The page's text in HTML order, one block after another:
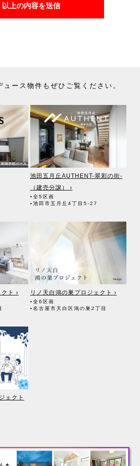
す。指定流通機構は、物件情報及び成約情報
となどの宅地建物取引業法に規定された指定
49条に基づく帳簿及びその資料として保管
物取引業法第34条の2第2項に規定する「意
依頼者に提供することがあります。
供
報の利用目的」（1）～（9）の業務におい
必要な場合にのみ、個人情報を第三者に提
話番号・生年月日・不動産物件情報・成約
者又は提供を受ける者の組織の種類、及び
賃貸借契約等を通じて、契約の相手方とな
での過程においてその見込者。
者。（成約に至るまでの過程において広く
、その他広告の掲載事業者及び団体。（成
て広く契約の見込客を募るため）
属専任媒介契約、専任媒介契約が提携され
業法に基づき、指定流通機構への登録及び
物取引業者に義務付けられます）
等を利用する場合、融資等に関する金融機
管理の必要がある場合、管理業者。
生じる場合は、管理委託契約の重要事項説
及び管理費引き落としの際の振込先金融機
用照会のために必要な場合は、信用情報機
納した場合、滞納取立者。
て個人情報保護のための教育を定期的に行
厳重に管理いたします。
等に対する必要な安全管理措置を実施いた
以上の内容を送信
ース物件もぜひご覧ください。
池田五月丘AUTHENT-翠彩の街-
（建売分譲） ›
▪全5区画
▪池田市五月丘4丁目5-27
ト › リノ天白鴻の巣プロジェクト ›
▪全6区画
▪名古屋市天白区鴻の巣2丁目
ェクト